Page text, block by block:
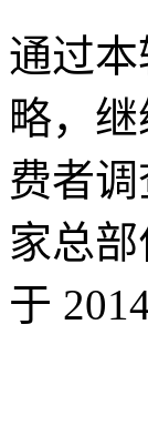
通过
略，
费者
家总
于